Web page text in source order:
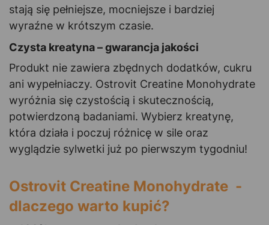
stają się pełniejsze, mocniejsze i bardziej
wyraźne w krótszym czasie.
Czysta kreatyna – gwarancja jakości
Produkt nie zawiera zbędnych dodatków, cukru
ani wypełniaczy. Ostrovit Creatine Monohydrate
wyróżnia się czystością i skutecznością,
potwierdzoną badaniami. Wybierz kreatynę,
która działa i poczuj różnicę w sile oraz
wyglądzie sylwetki już po pierwszym tygodniu!
Ostrovit Creatine Monohydrate -
dlaczego warto kupić?